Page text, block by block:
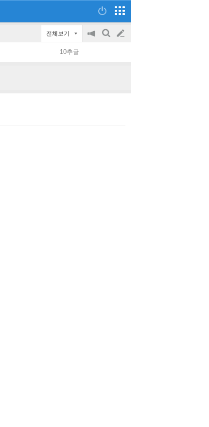
전체보기
공
on/off
검
글
쓰
10추글